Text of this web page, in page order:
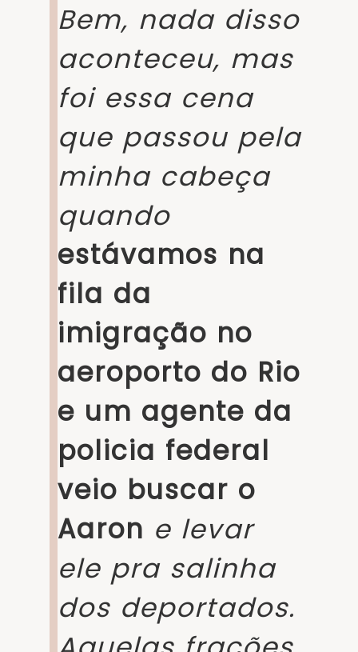
Bem, nada disso
aconteceu, mas
foi essa cena
que passou pela
minha cabeça
quando
estávamos na
fila da
imigração no
aeroporto do Rio
e um agente da
policia federal
veio buscar o
Aaron e levar
ele pra salinha
dos deportados.